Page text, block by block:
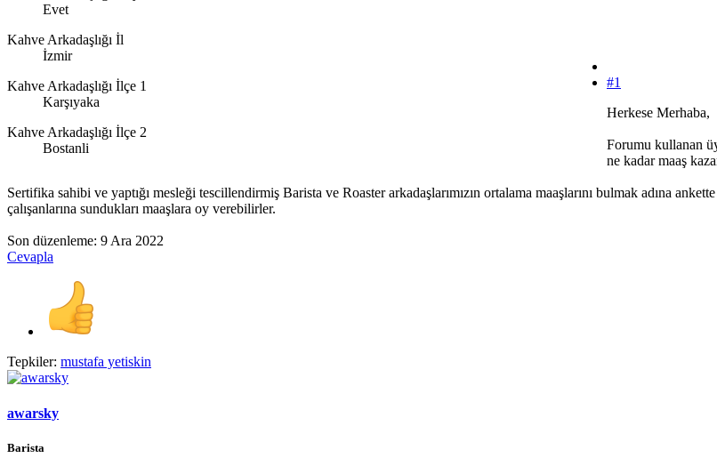
Evet
Kahve Arkadaşlığı İl
İzmir
Kahve Arkadaşlığı İlçe 1
Karşıyaka
Kahve Arkadaşlığı İlçe 2
Bostanli
#1
Herkese Merhaba,
Forumu kullanan
ne kadar maaş
Sertifika sahibi ve yaptığı mesleği tescillendirmiş Barista ve Roaster arkadaşlarımızın ortalama maaşlarını bulmak adına
çalışanlarına sundukları maaşlara oy verebilirler.
Son düzenleme: 9 Ara 2022
Cevapla
Tepkiler: mustafa yetiskin
awarsky
Barista